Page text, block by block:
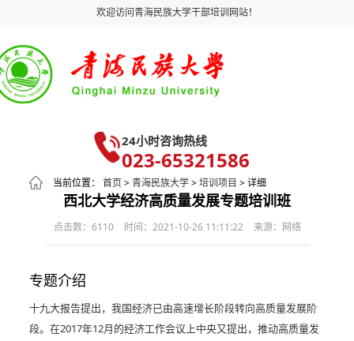
欢迎访问青海民族大学干部培训网站！
24小时咨询热线
023-65321586
当前位置： 首页>青海民族大学>培训项目 > 详细
西北大学经济高质量发展专题培训班
点击数：6110 时间：2021-10-26 11:11:22 来源：网络
专题介绍
十九大报告提出，我国经济已由高速增长阶段转向高质量发展阶
段。在2017年12月的经济工作会议上中央又提出，推动高质量发